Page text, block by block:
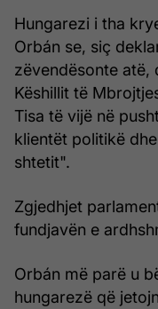
Hungarezi i tha
Orbán se, siç
zëvendësonte atë,
Këshillit të
Tisa të vijë në
klientët politikë
shtetit".
Zgjedhjet
fundjavën e
Orbán më parë u
hungarezë që